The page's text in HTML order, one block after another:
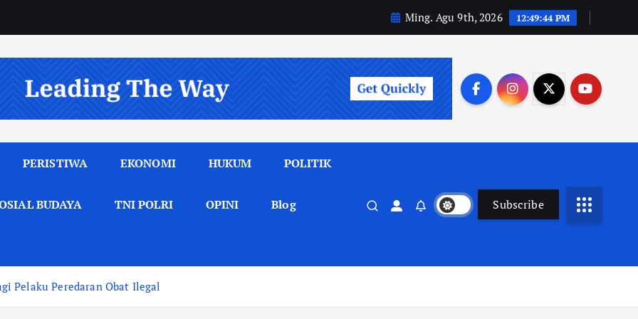
Ming. Agu 9th, 2026 12:49:46 PM
PERISTIWA EKONOMI HUKUM POLITIK
BUDAYA TNI POLRI OPINI Blog Subscribe
Pelaku Peredaran Obat Ilegal